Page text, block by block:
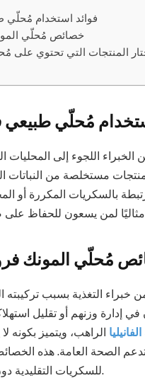
فوائد استخدام مُحلّي
خصائص مُحلّي
المنتجات التي تحتوي على
مُحلّي
اللجوء إلى المحليات
مستخلصة من النباتات
بالسكريات المكررة أو
مُحلّي المونك
خبراء التغذية بسبب
في إدارة وزنهم أو تقليل
الراهب، ويتميز بكونه
الصحة العامة. هذه
للسكريات التقليدية دون التأثير السلبي على الصحة.